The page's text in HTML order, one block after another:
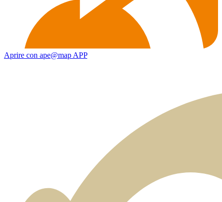
Aprire con ape@map APP